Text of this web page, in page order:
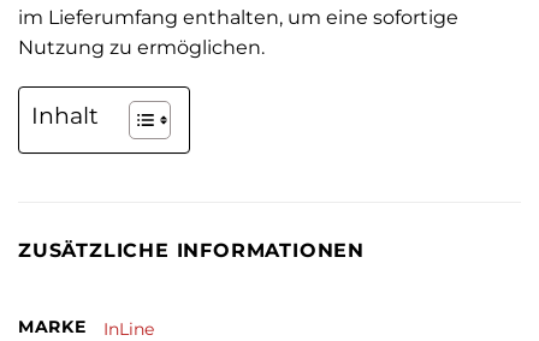
im Lieferumfang enthalten, um eine sofortige
Nutzung zu ermöglichen.
Inhalt
ZUSÄTZLICHE INFORMATIONEN
MARKE InLine